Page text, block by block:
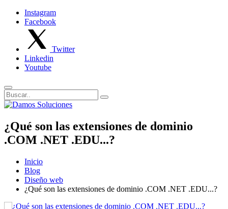
Instagram
Facebook
Twitter
Linkedin
Youtube
¿Qué son las extensiones de dominio
.COM .NET .EDU...?
Inicio
Blog
Diseño web
¿Qué son las extensiones de dominio .COM .NET .EDU...?